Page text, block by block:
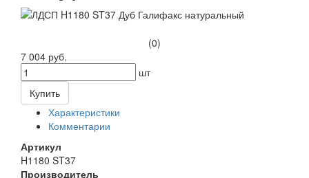
(0)
7 004 руб.
шт
Купить
Характеристики
Комментарии
Артикул
H1180 ST37
Производитель